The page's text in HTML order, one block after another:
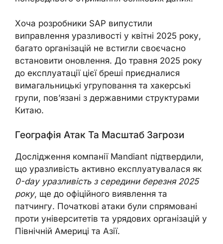
Хоча розробники SAP випустили
виправлення уразливості у квітні 2025 року,
багато організацій не встигли своєчасно
встановити оновлення. До травня 2025 року
до експлуатації цієї бреші приєдналися
вимагальницькі угруповання та хакерські
групи, пов’язані з державними структурами
Китаю.
Географія Атак Та Масштаб Загрози
Дослідження компанії Mandiant підтвердили,
що уразливість активно експлуатувалася як
0-day уразливість з середини березня 2025
року, ще до офіційного виявлення та
патчингу. Початкові атаки були спрямовані
проти університетів та урядових організацій у
Північній Америці та Азії.